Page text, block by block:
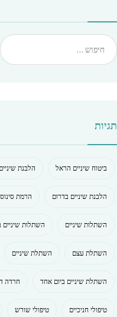
תגיות
ביטוח שיניים הראל הלבנת שיניים
הלבנת שיניים בדרום הרמת סינוס
השתלות שיניים השתלות שיניים
השתלת עצם השתלת שיניים
השתלת שיניים ביום אחד חרדה
טיפולי חניכיים טיפולי שורש